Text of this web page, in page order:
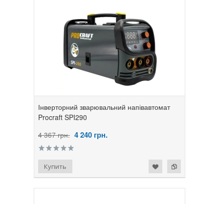
Інверторний зварювальний напівавтомат
Procraft SPI290
4 367 грн. 4 240 грн.